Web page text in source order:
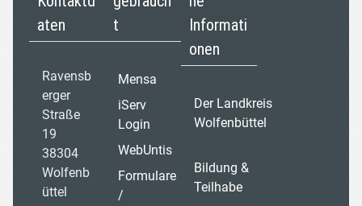
aten
Ravensb
erger
Straße
19
38304
Wolfenb
üttel
t
Mensa
iServ
Login
WebUntis
Formulare
/
Informati
onen
Der Landkreis
Wolfenbüttel
Bildung &
Teilhabe